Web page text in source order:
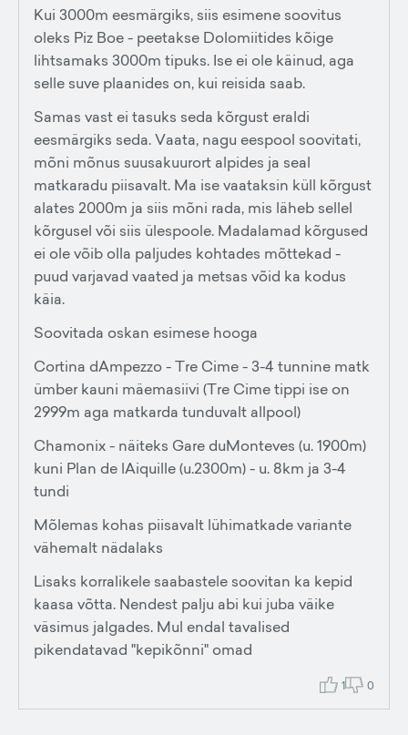
Kui 3000m eesmärgiks, siis esimene soovitus
oleks Piz Boe - peetakse Dolomiitides kõige
lihtsamaks 3000m tipuks. Ise ei ole käinud, aga
selle suve plaanides on, kui reisida saab.
Samas vast ei tasuks seda kõrgust eraldi
eesmärgiks seda. Vaata, nagu eespool soovitati,
mõni mõnus suusakuurort alpides ja seal
matkaradu piisavalt. Ma ise vaataksin küll kõrgust
alates 2000m ja siis mõni rada, mis läheb sellel
kõrgusel või siis ülespoole. Madalamad kõrgused
ei ole võib olla paljudes kohtades mõttekad -
puud varjavad vaated ja metsas võid ka kodus
käia.
Soovitada oskan esimese hooga
Cortina dAmpezzo - Tre Cime - 3-4 tunnine matk
ümber kauni mäemasiivi (Tre Cime tippi ise on
2999m aga matkarda tunduvalt allpool)
Chamonix - näiteks Gare duMonteves (u. 1900m)
kuni Plan de lAiquille (u.2300m) - u. 8km ja 3-4
tundi
Mõlemas kohas piisavalt lühimatkade variante
vähemalt nädalaks
Lisaks korralikele saabastele soovitan ka kepid
kaasa võtta. Nendest palju abi kui juba väike
väsimus jalgades. Mul endal tavalised
pikendatavad "kepikõnni" omad
1 0